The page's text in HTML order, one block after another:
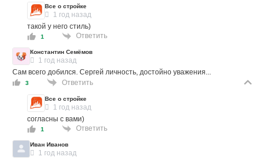
Все о стройке
1 год назад
такой у него стиль)
1 Ответить
Константин Семёмов
1 год назад
Сам всего добился. Сергей личность, достойно уважения...
3 Ответить
Все о стройке
1 год назад
согласны с вами)
1 Ответить
Иван Иванов
1 год назад